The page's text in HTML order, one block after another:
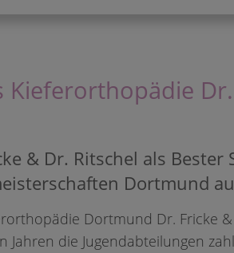
City
Kieferorthopädie
& Dr. Ritschel als Bester
Dortmund
Dortmund Dr. Fricke
Jahren die Jugendabteilungen